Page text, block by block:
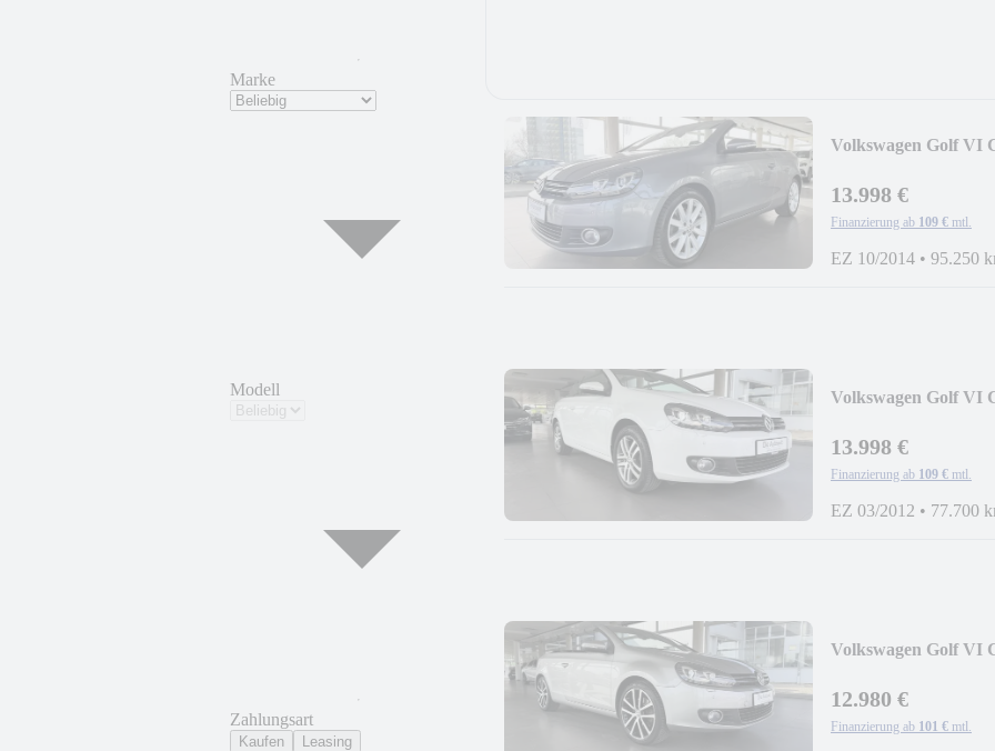
Marke
Modell
Zahlungsart
Kaufen Leasing
Volkswagen Golf VI
13.998 €
Finanzierung ab 109 € mtl.
EZ 10/2014 • 95.250
Volkswagen Golf VI
13.998 €
Finanzierung ab 109 € mtl.
EZ 03/2012 • 77.700
Volkswagen Golf VI
12.980 €
Finanzierung ab 101 € mtl.